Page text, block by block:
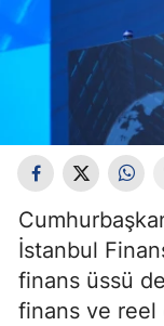
İstanbul
finans üssü
finans ve reel